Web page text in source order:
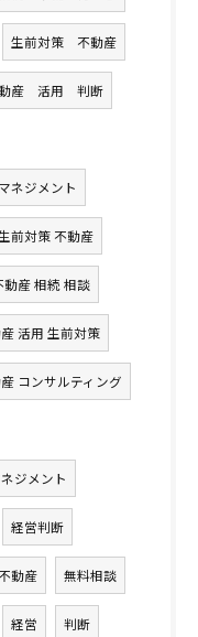
生前対策 不動産
産 活用 判断
ネジメント
前対策 不動産
動産 相続 相談
活用 生前対策
コンサルティング
ジメント
経営判断
動産 無料相談
経営 判断